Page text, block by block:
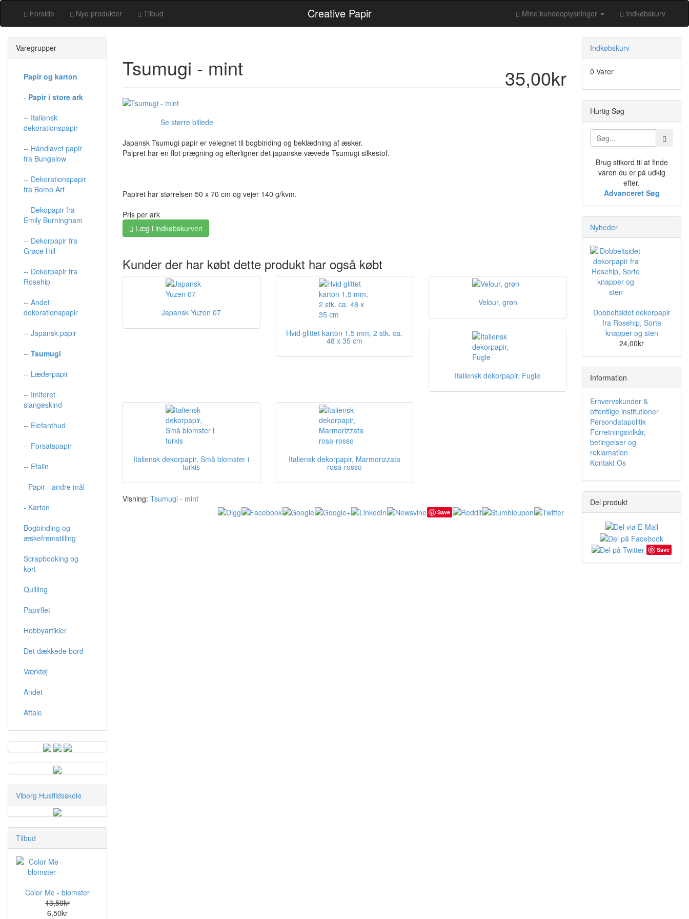
Forside Nye produkter Tilbud Mine kundeoplysninger Indkøbskurv
Creative Papir
35,00kr
Tsumugi - mint
Se større billede
Japansk Tsumugi papir er velegnet til bogbinding og beklædning af æsker.
Paipret har en flot prægning og efterligner det japanske vævede Tsumugi silkestof.
Papiret har størrelsen 50 x 70 cm og vejer 140 g/kvm.
Pris per ark
Læg i indkøbskurven
Kunder der har købt dette produkt har også købt
Japansk Yuzen 07
Hvid glittet karton 1,5 mm, 2 stk. ca.
48 x 35 cm
Velour, grøn
Italiensk dekorpapir, Fugle
Italiensk dekorpapir, Små blomster i
turkis
Italiensk dekorpapir, Marmorizzata
rosa-rosso
Visning: Tsumugi - mint
Save
Varegrupper
Papir og karton
- Papir i store ark
-- Italiensk
dekorationspapir
-- Håndlavet papir
fra Bungalow
-- Dekorationspapir
fra Bomo Art
-- Dekopapir fra
Emily Burningham
-- Dekorpapir fra
Grace Hill
-- Dekorpapir fra
Rosehip
-- Andet
dekorationspapir
-- Japansk papir
-- Tsumugi
-- Læderpapir
-- Imiteret
slangeskind
-- Elefanthud
-- Forsatspapir
-- Efalin
- Papir - andre mål
- Karton
Bogbinding og
æskefremstilling
Scrapbooking og
kort
Quilling
Papirflet
Hobbyartikler
Det dækkede bord
Værktøj
Andet
Aftale
Viborg Husflidsskole
Tilbud
Color Me - blomster
13,50kr
6,50kr
Indkøbskurv
0 Varer
Hurtig Søg
Brug stikord til at finde
varen du er på udkig
efter.
Advanceret Søg
Nyheder
Dobbeltsidet dekorpapir
fra Rosehip, Sorte
knapper og sten
24,00kr
Information
Erhvervskunder &
offentlige institutioner
Persondatapolitik
Forretningsvilkår,
betingelser og
reklamation
Kontakt Os
Del produkt
Save